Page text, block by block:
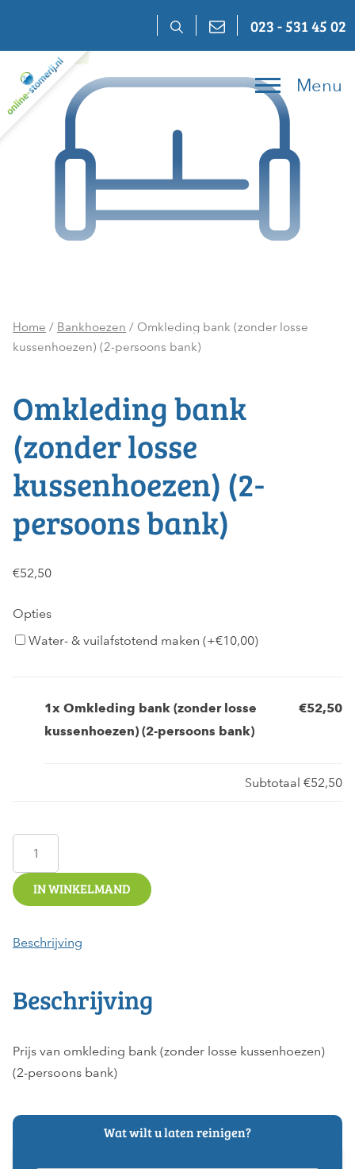
content
023 - 531 45 02
Menu
Home / Bankhoezen / Omkleding bank (zonder losse
kussenhoezen) (2-persoons bank)
Omkleding bank
(zonder losse
kussenhoezen) (2-
persoons bank)
€52,50
Opties
Water- & vuilafstotend maken (+€10,00)
1x Omkleding bank (zonder losse
kussenhoezen) (2-persoons bank)
€52,50
Subtotaal €52,50
(zonder
losse
(2-
bank)
aantal
IN WINKELMAND
Beschrijving
Beschrijving
Prijs van omkleding bank (zonder losse kussenhoezen)
(2-persoons bank)
Wat wilt u laten reinigen?